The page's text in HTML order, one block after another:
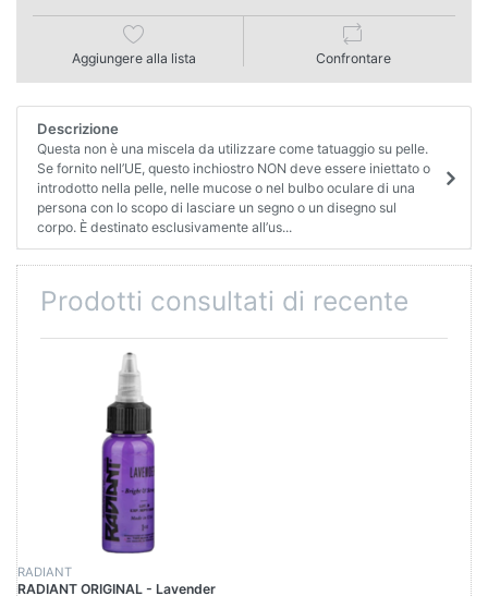
Aggiungere alla lista Confrontare
Descrizione
Questa non è una miscela da utilizzare come tatuaggio su pelle.
Se fornito nell’UE, questo inchiostro NON deve essere iniettato o
introdotto nella pelle, nelle mucose o nel bulbo oculare di una
persona con lo scopo di lasciare un segno o un disegno sul
corpo. È destinato esclusivamente all’us...
Prodotti consultati di recente
RADIANT
RADIANT ORIGINAL - Lavender